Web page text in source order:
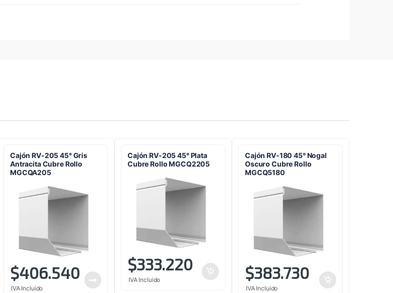
Cajón RV-205 45° Gris
Antracita Cubre Rollo
MGCQA205
$406.540
IVA Incluido
Cajón RV-205 45° Plata
Cubre Rollo MGCQ2205
$333.220
IVA Incluido
Cajón RV-180 45° Nogal
Oscuro Cubre Rollo
MGCQ5180
$383.730
IVA Incluido